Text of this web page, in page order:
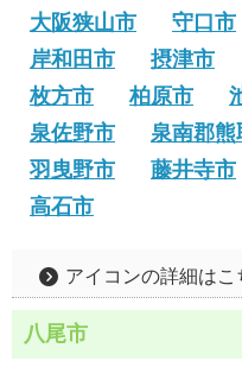
大阪狭山市
守口市
岸和田市
摂津市
枚方市
柏原市
泉佐野市
泉南郡熊
羽曳野市
藤井寺市
高石市
アイコンの詳細はこ
八尾市